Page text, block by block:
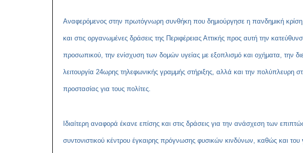
Αναφερόμενος στην πρωτόγνωρη συνθήκη που δημιούργησε η πανδημική
και στις οργανωμένες δράσεις της Περιφέρειας Αττικής προς αυτή την
προσωπικού, την ενίσχυση των δομών υγείας με εξοπλισμό και οχήματα, την
λειτουργία 24ωρης τηλεφωνικής γραμμής στήριξης, αλλά και την
προστασίας για τους πολίτες.
Ιδιαίτερη αναφορά έκανε επίσης και στις δράσεις για την ανάσχεση των
συντονιστικού κέντρου έγκαιρης πρόγνωσης φυσικών κινδύνων, καθώς και του